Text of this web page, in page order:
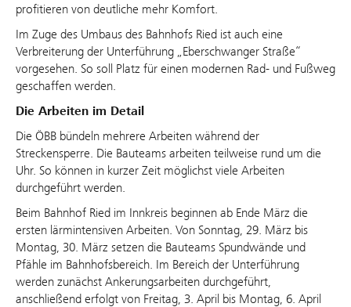
profitieren von deutliche mehr Komfort.
Im Zuge des Umbaus des Bahnhofs Ried ist auch eine
Verbreiterung der Unterführung „Eberschwanger Straße“
vorgesehen. So soll Platz für einen modernen Rad- und Fußweg
geschaffen werden.
Die Arbeiten im Detail
Die ÖBB bündeln mehrere Arbeiten während der
Streckensperre. Die Bauteams arbeiten teilweise rund um die
Uhr. So können in kurzer Zeit möglichst viele Arbeiten
durchgeführt werden.
Beim Bahnhof Ried im Innkreis beginnen ab Ende März die
ersten lärmintensiven Arbeiten. Von Sonntag, 29. März bis
Montag, 30. März setzen die Bauteams Spundwände und
Pfähle im Bahnhofsbereich. Im Bereich der Unterführung
werden zunächst Ankerungsarbeiten durchgeführt,
anschließend erfolgt von Freitag, 3. April bis Montag, 6. April